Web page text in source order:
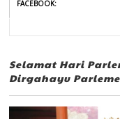
FACEBOOK:
Selamat Hari
Dirgahayu